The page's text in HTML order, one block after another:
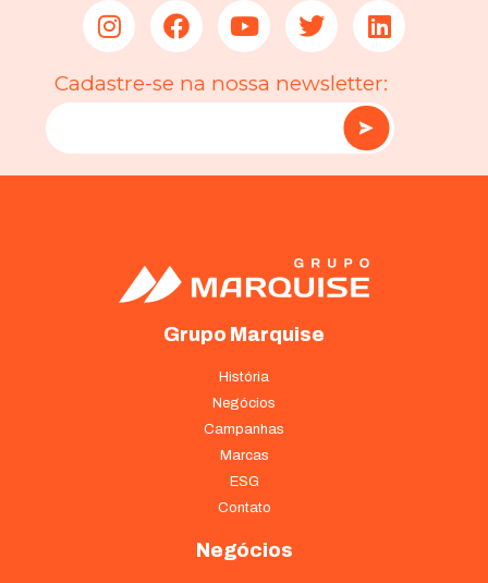
Cadastre-se na nossa newsletter:
Grupo Marquise
História
Negócios
Campanhas
Marcas
ESG
Contato
Negócios